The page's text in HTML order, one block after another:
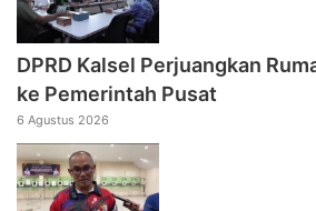
DPRD Kalsel Perjuangkan
ke Pemerintah Pusat
6 Agustus 2026